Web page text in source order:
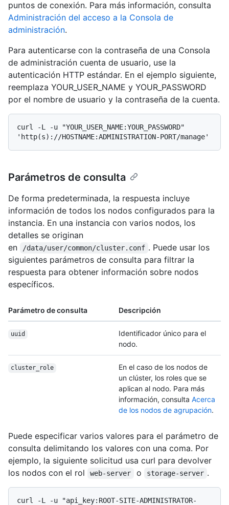
puntos de conexión. Para más información, consulta
Administración del acceso a la Consola de
administración.
Para autenticarse con la contraseña de una Consola
de administración cuenta de usuario, use la
autenticación HTTP estándar. En el ejemplo siguiente,
reemplaza YOUR_USER_NAME y YOUR_PASSWORD
por el nombre de usuario y la contraseña de la cuenta.
curl -L -u "YOUR_USER_NAME:YOUR_PASSWORD"
Parámetros de consulta
De forma predeterminada, la respuesta incluye
información de todos los nodos configurados para la
instancia. En una instancia con varios nodos, los
detalles se originan
en
/data/user/common/cluster.conf . Puede usar los
siguientes parámetros de consulta para filtrar la
respuesta para obtener información sobre nodos
específicos.
Parámetro de consulta Descripción
uuid
Identificador único para el
nodo.
cluster_role
En el caso de los nodos de
un clúster, los roles que se
aplican al nodo. Para más
información, consulta Acerca
de los nodos de agrupación.
Puede especificar varios valores para el parámetro de
consulta delimitando los valores con una coma. Por
ejemplo, la siguiente solicitud usa curl para devolver
los nodos con el rol
web-server o storage-server .
curl -L -u "api_key:ROOT-SITE-ADMINISTRATOR-